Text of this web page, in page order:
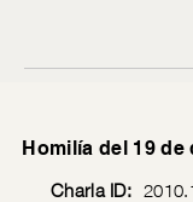
Homilía del 19 de
Charla ID: